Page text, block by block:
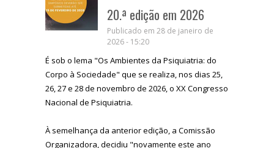
20.ª edição em 2026
Publicado em 28 de janeiro de
2026 - 15:20
É sob o lema "Os Ambientes da Psiquiatria: do
Corpo à Sociedade" que se realiza, nos dias 25,
26, 27 e 28 de novembro de 2026, o XX Congresso
Nacional de Psiquiatria.
À semelhança da anterior edição, a Comissão
Organizadora, decidiu "novamente este ano